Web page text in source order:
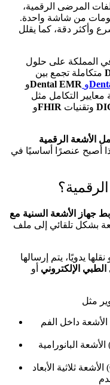
المرضى الرقمية،
من شاشة واحدة.
وأكثر دقة، كما يقلل
في المملكة على حلول
وDental EMR و
وFHIR
الأشعة الرقمية
أصبح عنصرًا أساسيًا في
جهاز الأشعة السنية مع
بشكل تلقائي إلى ملف
يدويًا، يتم إرسالها
الإلكتروني
الأشعة داخل الفم (Intraoral X-Ray)، والتي تستخدم لفحص
الأشعة البانورامية (Panoramic X-Ray)، والتي تعرض الفكين
الأشعة ثلاثية الأبعاد (CBCT)، والتي تساعد في زراعة الأسنان